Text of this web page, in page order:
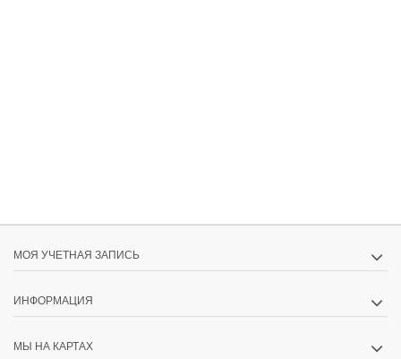
МОЯ УЧЕТНАЯ ЗАПИСЬ
ИНФОРМАЦИЯ
МЫ НА КАРТАХ